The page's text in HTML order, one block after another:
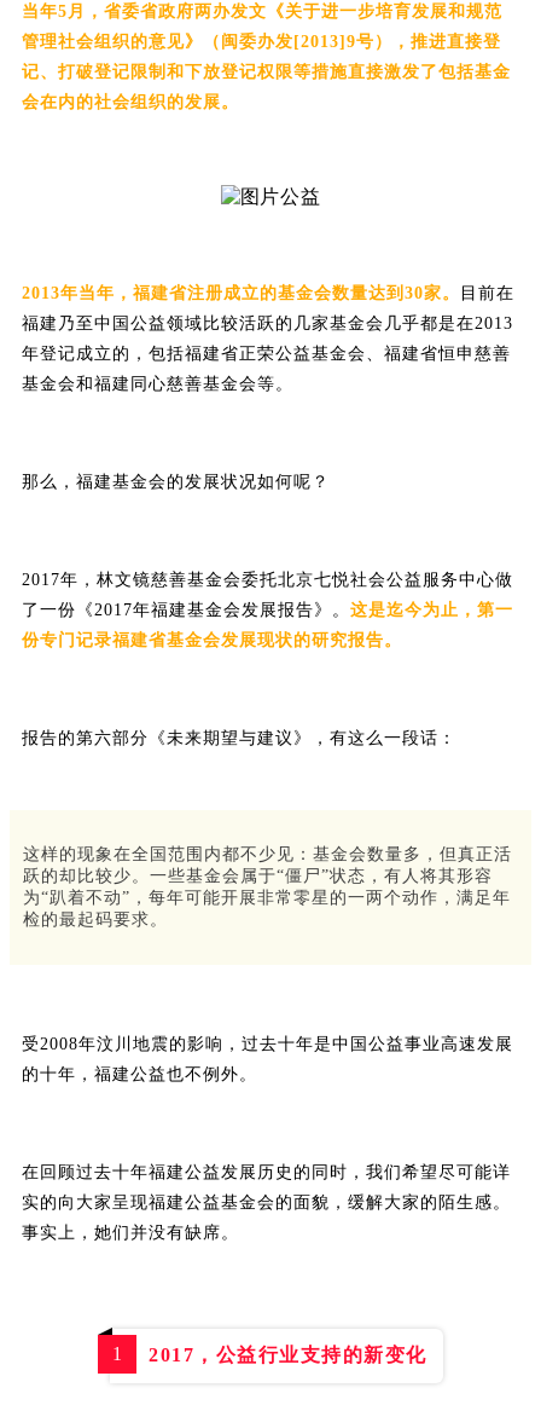
当年5月，省委省政府两办发文《关于进一步培育发展和规范
管理社会组织的意见》（闽委办发[2013]9号），推进直接登
记、打破登记限制和下放登记权限等措施直接激发了包括基金
会在内的社会组织的发展。
2013年当年，福建省注册成立的基金会数量达到30家。
目前在
福建乃至中国公益领域比较活跃的几家基金会几乎都是在2013
年登记成立的，包括福建省正荣公益基金会、福建省恒申慈善
基金会和福建同心慈善基金会等。
那么，福建基金会的发展状况如何呢？
2017年，林文镜慈善基金会委托北京七悦社会公益服务中心做
了一份《2017年福建基金会发展报告》。 这是迄今为止，第一
份专门记录福建省基金会发展现状的研究报告。
报告的第六部分《未来期望与建议》，有这么一段话：
这样的现象在全国范围内都不少见：基金会数量多，但真正活
跃的却比较少。一些基金会属于“僵尸”状态，有人将其形容
为“趴着不动”，每年可能开展非常零星的一两个动作，满足年
检的最起码要求。
受2008年汶川地震的影响，过去十年是中国公益事业高速发展
的十年，福建公益也不例外。
在回顾过去十年福建公益发展历史的同时，我们希望尽可能详
实的向大家呈现福建公益基金会的面貌，缓解大家的陌生感。
事实上，她们并没有缺席。
1 2017，公益行业支持的新变化